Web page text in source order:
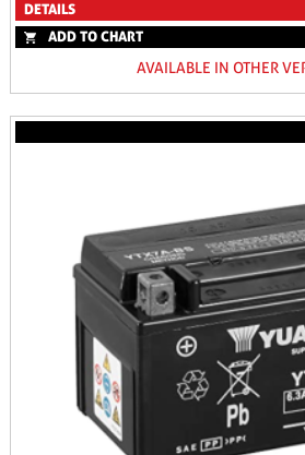
DETAILS
ADD TO CHART
AVAILABLE IN OTHER